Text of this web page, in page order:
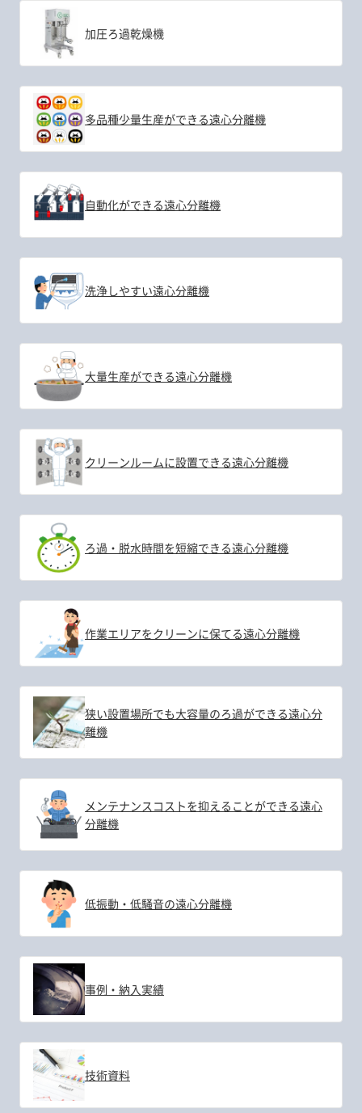
加圧ろ過乾燥機
多品種少量生産ができる遠心分離機
自動化ができる遠心分離機
洗浄しやすい遠心分離機
大量生産ができる遠心分離機
クリーンルームに設置できる遠心分離機
ろ過・脱水時間を短縮できる遠心分離機
作業エリアをクリーンに保てる遠心分離機
狭い設置場所でも大容量のろ過ができる遠心分
離機
メンテナンスコストを抑えることができる遠心
分離機
低振動・低騒音の遠心分離機
事例・納入実績
技術資料